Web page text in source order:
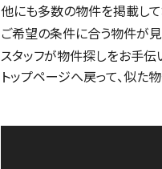
他にも多数の物件を掲載して
ご希望の条件に合う物件が
スタッフが物件探しをお手伝
トップページへ戻って、似た